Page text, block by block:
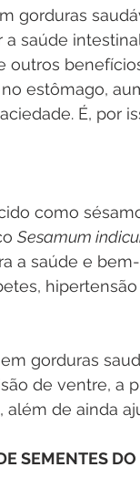
gorduras
a saúde
outros
estômago,
É, por
como
Sesamum
a saúde e
gorduras
de ventre, a
de ainda
SEMENTES DO